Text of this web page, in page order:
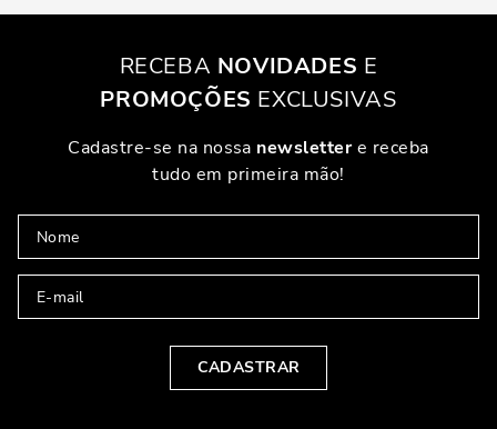
RECEBA NOVIDADES E
PROMOÇÕES EXCLUSIVAS
Cadastre-se na nossa newslettere receba
tudo em primeira mão!
CADASTRAR